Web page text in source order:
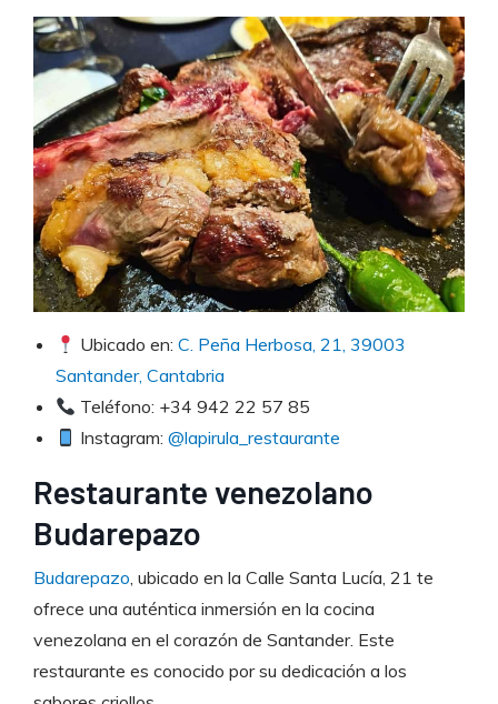
Ubicado en:C. Peña Herbosa, 21, 39003
Santander, Cantabria
Teléfono: +34 942 22 57 85
Instagram:@lapirula_restaurante
Restaurante venezolano
Budarepazo
Budarepazo, ubicado en la Calle Santa Lucía, 21 te
ofrece una auténtica inmersión en la cocina
venezolana en el corazón de Santander. Este
restaurante es conocido por su dedicación a los